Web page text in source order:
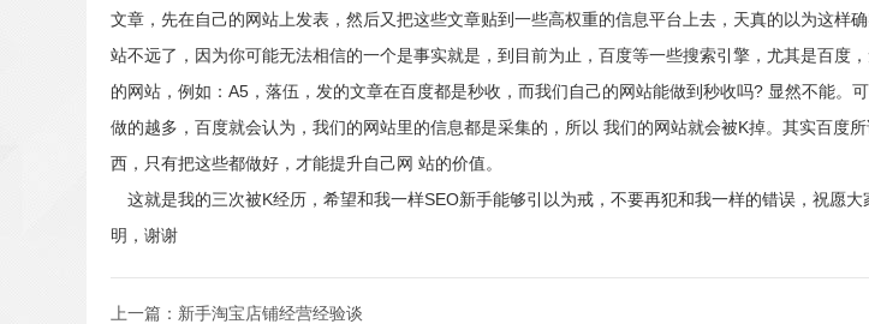
文章，先在自己的网站上发表，然后又把这些文章贴到一些高权重的信息平台上去，天真的以为这
站不远了，因为你可能无法相信的一个是事实就是，到目前为止，百度等一些搜索引擎，尤其是百
的网站，例如：A5，落伍，发的文章在百度都是秒收，而我们自己的网站能做到秒收吗? 显然不能
做的越多，百度就会认为，我们的网站里的信息都是采集的，所以 我们的网站就会被K掉。其实百度
西，只有把这些都做好，才能提升自己网 站的价值。
这就是我的三次被K经历，希望和我一样SEO新手能够引以为戒，不要再犯和我一样的错误，祝愿
明，谢谢
上一篇： 新手淘宝店铺经营经验谈